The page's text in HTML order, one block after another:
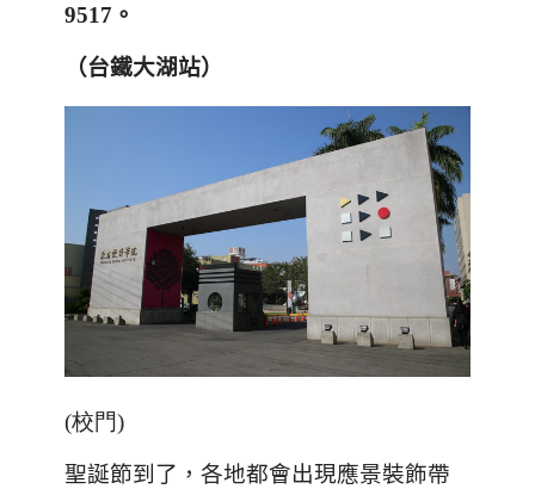
9517 。
（台鐵大湖站）
(校門)
聖誕節到了，各地都會出現應景裝飾帶